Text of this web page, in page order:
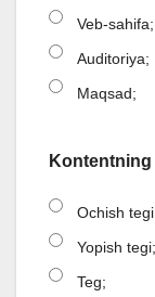
Veb-sahifa;
Auditoriya;
Maqsad;
Ochish
Yopish tegi;
Teg;